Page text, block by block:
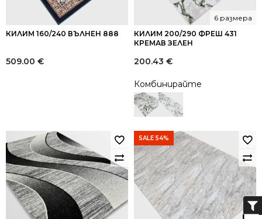
КИЛИМ 160/240 ВЪЛНЕН 888
509.00 €
КИЛИМ 200/290 ФРЕШ 431
КРЕМАВ ЗЕЛЕН
6 размера
200.43 €
Комбинирайте
SALE 54%